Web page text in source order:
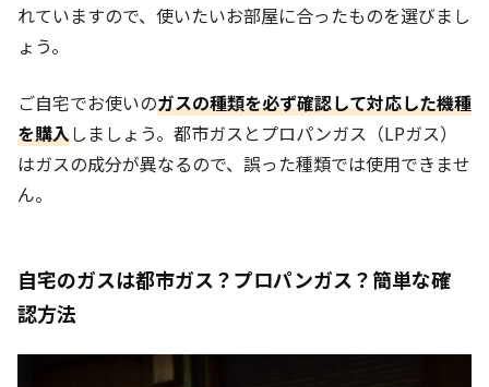
れていますので、使いたいお部屋に合ったものを選びまし
ょう。
ご自宅でお使いのガスの種類を必ず確認して対応した機種
を購入しましょう。都市ガスとプロパンガス（LPガス）
はガスの成分が異なるので、誤った種類では使用できませ
ん。
自宅のガスは都市ガス？プロパンガス？簡単な確
認方法